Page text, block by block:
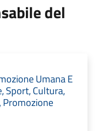
del
Umana E
Sport, Cultura,
Promozione